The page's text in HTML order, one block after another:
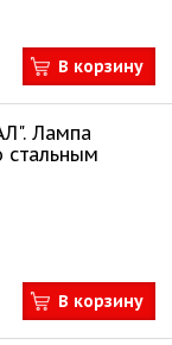
В корзину
Лампа
стальным
В корзину